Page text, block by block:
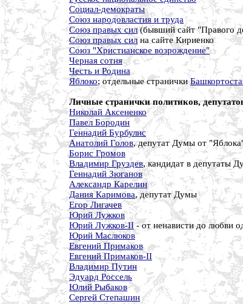
Социал-демократы
Союз народовластия и труда
Союз правых сил(бывший сайт "Правого
Союз правых силна сайте Кириенко
Союз "Христианское возрождение"
Черная сотня
Честь и Родина
Яблоко; отдельные странички
Личные странички политиков,
Николай Аксененко
Павел Бородин
Геннадий Бурбулис
Анатолий Голов, депутат Думы от
Борис Громов
Владимир Груздев, кандидат в депутаты
Геннадий Зюганов
Александр Карелин
Дания Каримова, депутат Думы
Егор Лигачев
Юрий Лужков
Юрий Лужков-II- от ненависти до любви
Юрий Маслюков
Евгений Примаков
Евгений Примаков-II
Владимир Путин
Эдуард Россель
Юлий Рыбаков
Сергей Степашин